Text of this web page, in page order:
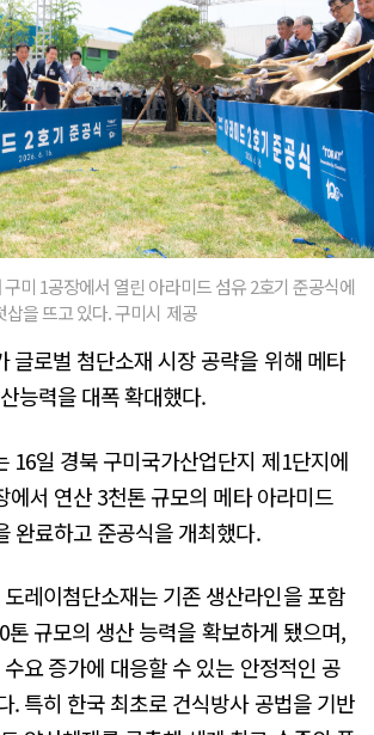
미 1공장에서 열린 아라미드 섬유 2호기 준공식에
을 뜨고 있다. 구미시 제공
글로벌 첨단소재 시장 공략을 위해 메타
능력을 대폭 확대했다.
16일 경북 구미국가산업단지 제1단지에
에서 연산 3천톤 규모의 메타 아라미드
완료하고 준공식을 개최했다.
레이첨단소재는 기존 생산라인을 포함
톤 규모의 생산 능력을 확보하게 됐으며,
요 증가에 대응할 수 있는 안정적인 공
. 특히 한국 최초로 건식방사 공법을 기반